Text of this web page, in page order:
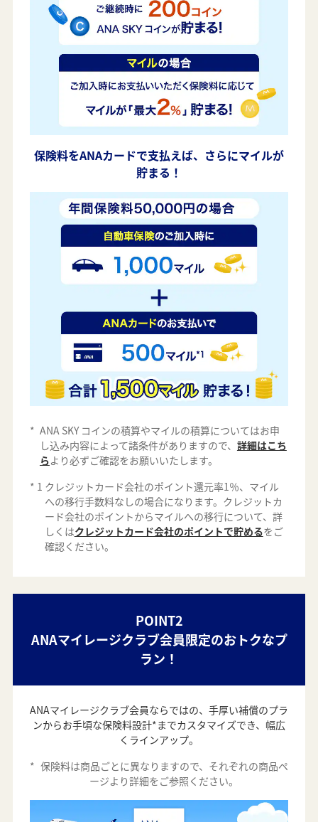
保険料をANAカードで支払えば、さらにマイルが
貯まる！
* ANA SKY コインの積算やマイルの積算についてはお申
し込み内容によって諸条件がありますので、 詳細はこち
らより必ずご確認をお願いいたします。
* 1 クレジットカード会社のポイント還元率1％、マイル
への移行手数料なしの場合になります。クレジットカ
ード会社のポイントからマイルへの移行について、詳
しくはクレジットカード会社のポイントで貯めるをご
確認ください。
POINT2
ANAマイレージクラブ会員限定のおトクなプ
ラン！
ANAマイレージクラブ会員ならではの、手厚い補償のプラ
ンからお手頃な保険料設計*までカスタマイズでき、幅広
くラインアップ。
* 保険料は商品ごとに異なりますので、それぞれの商品ペ
ージより詳細をご参照ください。